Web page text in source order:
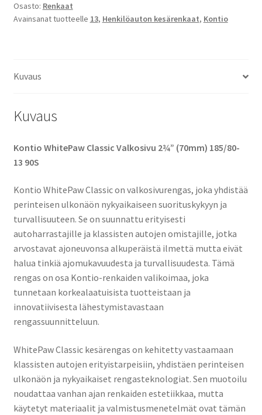
Classic
Valkosivu
Osasto: Renkaat
Avainsanat tuotteelle 13, Henkilöauton kesärenkaat, Kontio
Kuvaus
Kuvaus
Kontio WhitePaw Classic Valkosivu 2¾” (70mm) 185/80-
13 90S
Kontio WhitePaw Classic on valkosivurengas, joka yhdistää
perinteisen ulkonäön nykyaikaiseen suorituskykyyn ja
turvallisuuteen. Se on suunnattu erityisesti
autoharrastajille ja klassisten autojen omistajille, jotka
arvostavat ajoneuvonsa alkuperäistä ilmettä mutta eivät
halua tinkiä ajomukavuudesta ja turvallisuudesta. Tämä
rengas on osa Kontio-renkaiden valikoimaa, joka
tunnetaan korkealaatuisista tuotteistaan ja
innovatiivisesta lähestymistavastaan
rengassuunnitteluun.
WhitePaw Classic kesärengas on kehitetty vastaamaan
klassisten autojen erityistarpeisiin, yhdistäen perinteisen
ulkonäön ja nykyaikaiset rengasteknologiat. Sen muotoilu
noudattaa vanhan ajan renkaiden estetiikkaa, mutta
käytetyt materiaalit ja valmistusmenetelmät ovat tämän